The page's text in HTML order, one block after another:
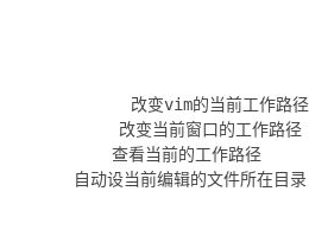
的当前工作路径
前窗口的工作路径
前的工作路径
设当前编辑的文件所在目录